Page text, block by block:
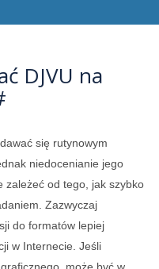
DJVU na
się rutynowym
niedocenianie jego
zależeć od tego, jak szybko
Zazwyczaj
do formatów lepiej
w Internecie. Jeśli
może być w